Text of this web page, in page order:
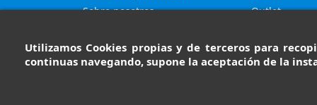
Utilizamos Cookies propias y de terceros para
continuas navegando, supone la aceptación de la
Sobre nosotros
Contacte con nosotros
Mapa del sitio
Outlet